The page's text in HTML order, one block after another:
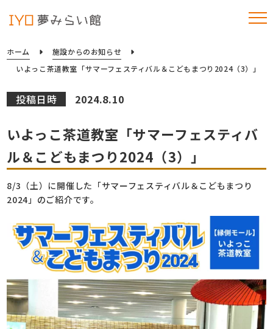
ホーム
施設からのお知らせ
いよっこ茶道教室「サマーフェスティバル＆こどもまつり2024（3）」
投稿日時 2024.8.10
いよっこ茶道教室「サマーフェスティバ
ル＆こどもまつり2024（3）」
8/3（土）に開催した「サマーフェスティバル＆こどもまつり
2024」のご紹介です。